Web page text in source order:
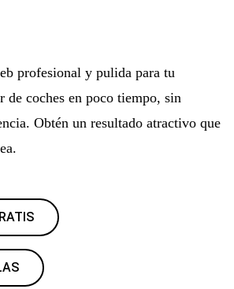
profesional y pulida para tu
de coches en poco tiempo, sin
Obtén un resultado atractivo que